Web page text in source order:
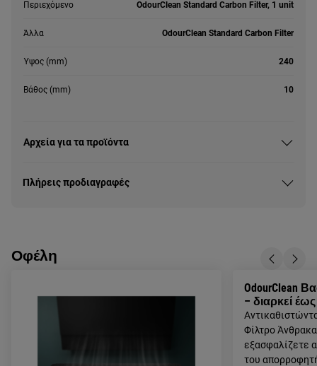
Περιεχόμενο OdourClean Standard Carbon Filter, 1 unit
Άλλα OdourClean Standard Carbon Filter
Ύψος (mm) 240
Βάθος (mm) 10
Αρχεία για τα προϊόντα
Πλήρεις προδιαγραφές
Οφέλη
OdourClean
– διαρκεί
Φίλτρο
εξασφαλίζετε
του